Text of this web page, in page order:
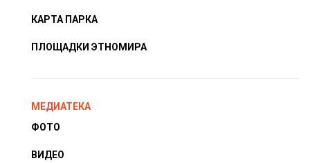
КАРТА ПАРКА
ПЛОЩАДКИ ЭТНОМИРА
МЕДИАТЕКА
ФОТО
ВИДЕО